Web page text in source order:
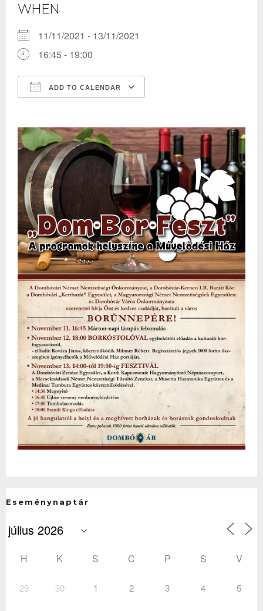
WHEN
11/11/2021 - 13/11/2021
16:45 - 19:00
ADD TO CALENDAR
Eseménynaptár
H K S C P S V
29 30 1 2 3 4 5